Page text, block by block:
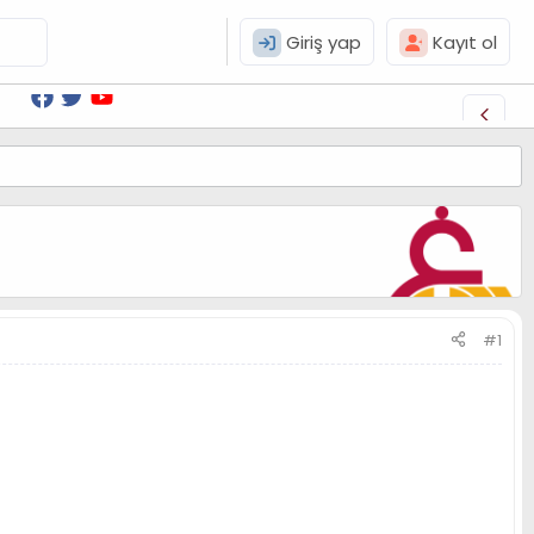
Giriş yap Kayıt ol
#1